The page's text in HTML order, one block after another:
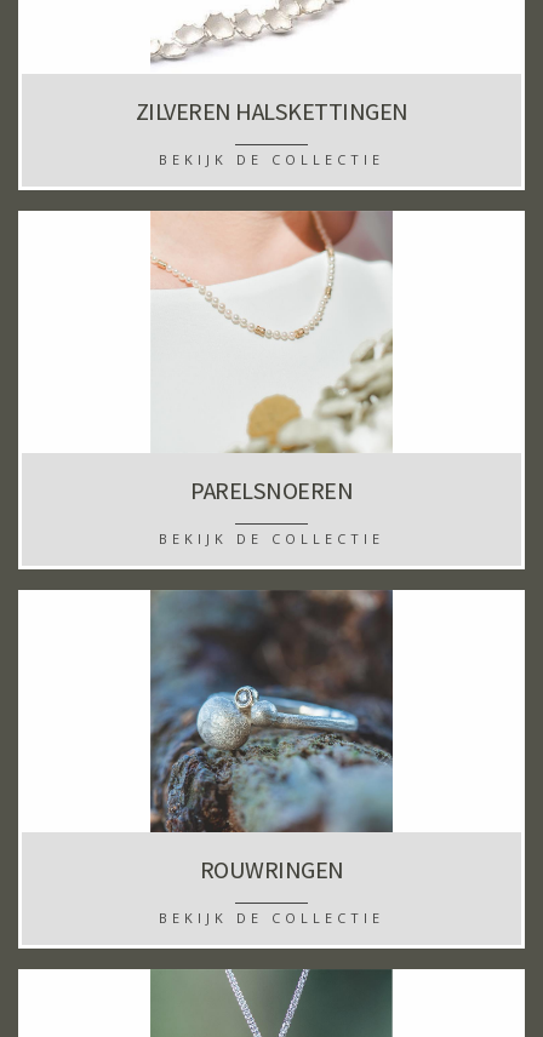
ZILVEREN HALSKETTINGEN
BEKIJK DE COLLECTIE
PARELSNOEREN
BEKIJK DE COLLECTIE
ROUWRINGEN
BEKIJK DE COLLECTIE